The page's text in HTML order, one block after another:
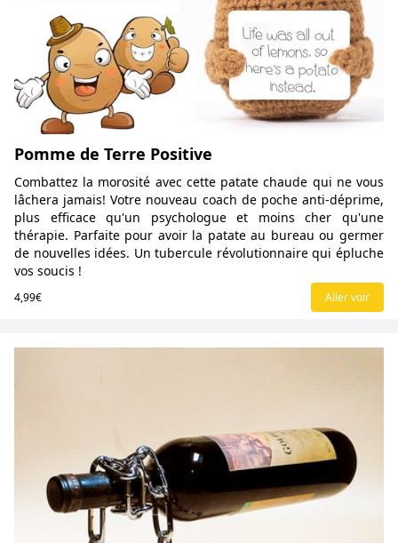
Pomme de Terre Positive
Combattez la morosité avec cette patate chaude qui ne vous
lâchera jamais! Votre nouveau coach de poche anti-déprime,
plus efficace qu'un psychologue et moins cher qu'une
thérapie. Parfaite pour avoir la patate au bureau ou germer
de nouvelles idées. Un tubercule révolutionnaire qui épluche
vos soucis !
4,99€ Aller voir